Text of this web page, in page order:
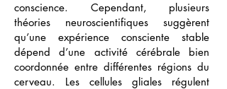
conscience. Cependant, plusieurs
théories neuroscientifiques suggèrent
qu’une expérience consciente stable
dépend d’une activité cérébrale bien
coordonnée entre différentes régions du
cerveau. Les cellules gliales régulent